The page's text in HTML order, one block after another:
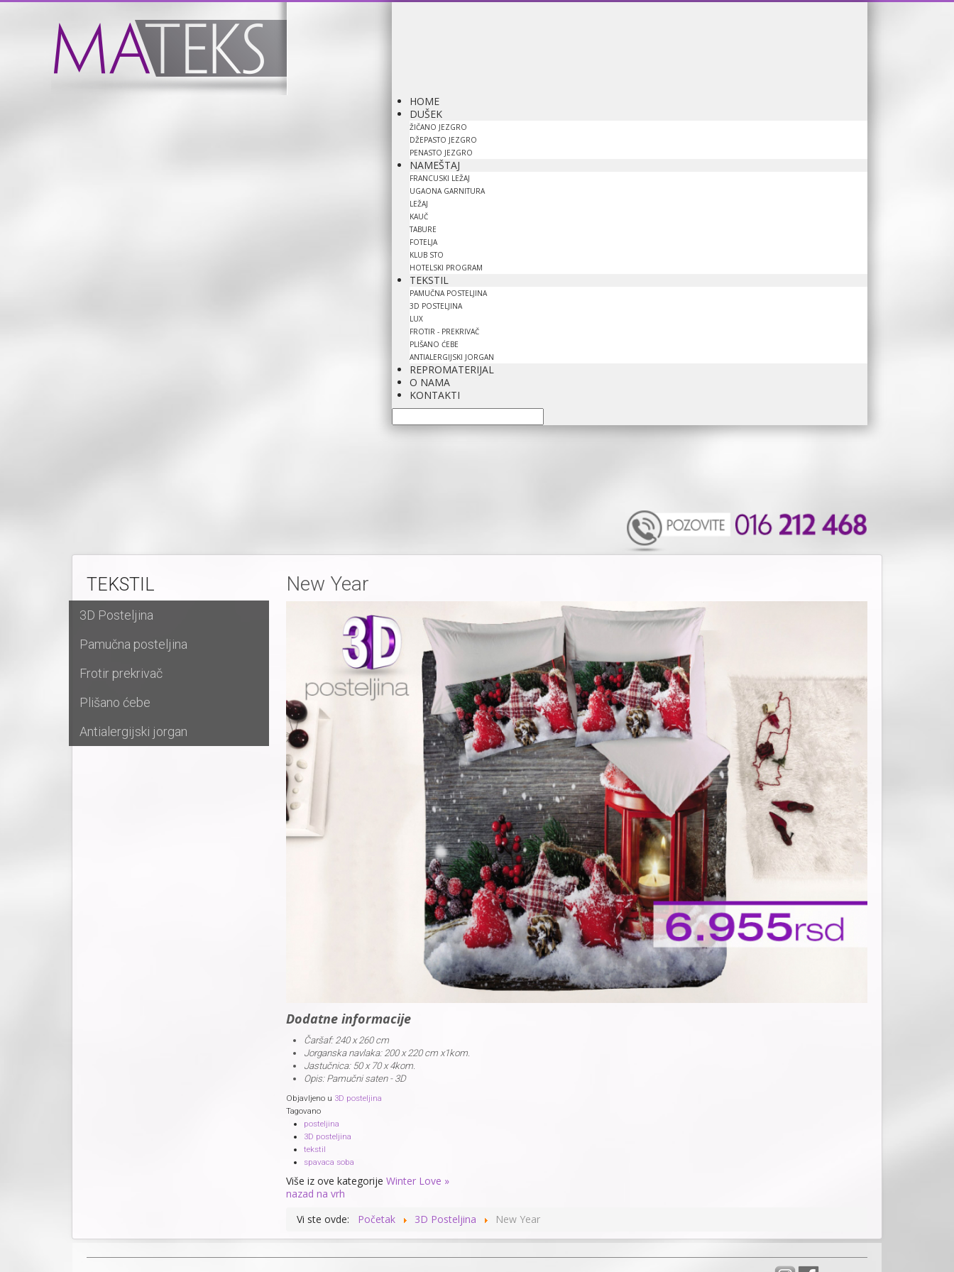
HOME
DUŠEK
ŽIČANO JEZGRO
DŽEPASTO JEZGRO
PENASTO JEZGRO
NAMEŠTAJ
FRANCUSKI LEŽAJ
UGAONA GARNITURA
LEŽAJ
KAUČ
TABURE
FOTELJA
KLUB STO
HOTELSKI PROGRAM
TEKSTIL
PAMUČNA POSTELJINA
3D POSTELJINA
LUX
FROTIR - PREKRIVAČ
PLIŠANO ĆEBE
ANTIALERGIJSKI JORGAN
REPROMATERIJAL
O NAMA
KONTAKTI
TEKSTIL
3D Posteljina
Pamučna posteljina
Frotir prekrivač
Plišano ćebe
Antialergijski jorgan
New Year
Dodatne informacije
Čaršaf: 240 x 260 cm
Jorganska navlaka: 200 x 220 cm x1kom.
Jastučnica: 50 x 70 x 4kom.
Opis: Pamučni saten - 3D
Objavljeno u 3D posteljina
Tagovano
posteljina
3D posteljina
tekstil
spavaca soba
Više iz ove kategorije Winter Love »
nazad na vrh
Vi ste ovde:
Početak 3D Posteljina New Year